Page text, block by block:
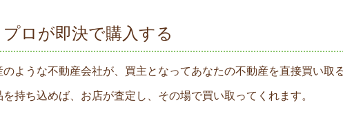
ロが即決で購入する
のような不動産会社が、買主となってあなたの不動産を直接買い
持ち込めば、お店が査定し、その場で買い取ってくれます。